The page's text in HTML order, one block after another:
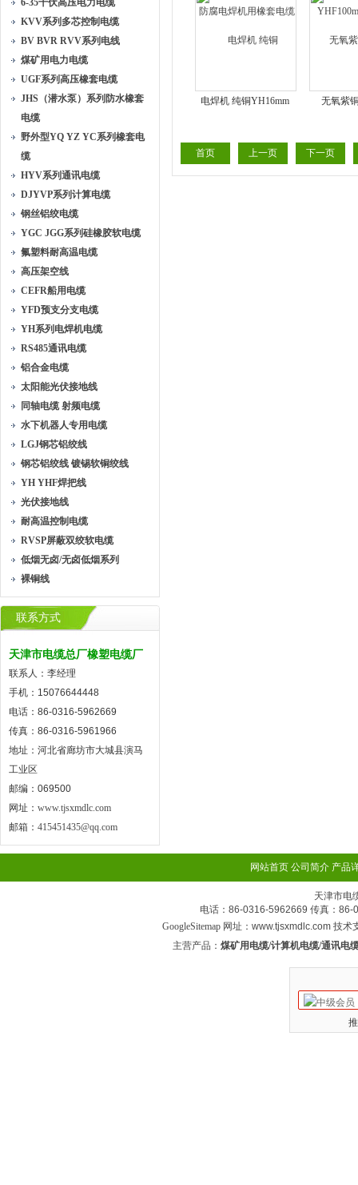
6-35千伏高压电力电缆
KVV系列多芯控制电缆
BV BVR RVV系列电线
煤矿用电力电缆
UGF系列高压橡套电缆
JHS（潜水泵）系列防水橡套
电缆
野外型YQ YZ YC系列橡套电
缆
HYV系列通讯电缆
DJYVP系列计算电缆
钢丝铝绞电缆
YGC JGG系列硅橡胶软电缆
氟塑料耐高温电缆
高压架空线
CEFR船用电缆
YFD预支分支电缆
YH系列电焊机电缆
RS485通讯电缆
铝合金电缆
太阳能光伏接地线
同轴电缆 射频电缆
水下机器人专用电缆
LGJ钢芯铝绞线
钢芯铝绞线 镀锡软铜绞线
YH YHF焊把线
光伏接地线
耐高温控制电缆
RVSP屏蔽双绞软电缆
低烟无卤/无卤低烟系列
裸铜线
联系方式
天津市电缆总厂橡塑电缆厂
联系人：李经理
手机：15076644448
电话：86-0316-5962669
传真：86-0316-5961966
地址：河北省廊坊市大城县演马
工业区
邮编：069500
网址： www.tjsxmdlc.com
邮箱： 415451435@qq.com
电焊机 纯铜YH16mm
无氧紫
首页
上一页 下一页
网站首页 公司简介 产品
天津市电
电话：86-0316-5962669 传真：86-
GoogleSitemap网址：www.tjsxmdlc.com 技术
主营产品： 煤矿用电缆/计算机电缆/通讯电